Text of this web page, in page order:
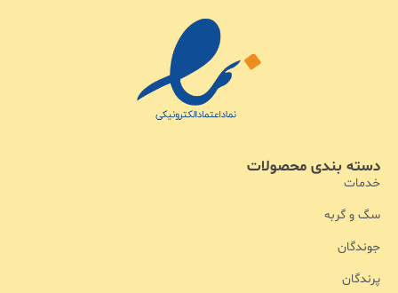
دسته بندی محصولات
خدمات
سگ و گربه
جوندگان
پرندگان